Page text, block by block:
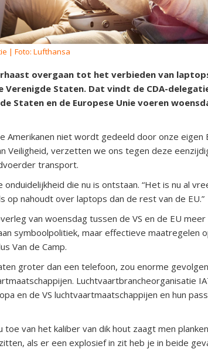
| Foto: Lufthansa
overgaan tot het verbieden van
Verenigde Staten. Dat vindt de CDA-
Staten en de Europese Unie voeren
Amerikanen niet wordt gedeeld door onze eigen
Veiligheid, verzetten we ons tegen deze
transport.
die nu is ontstaan. “Het is nu al
op nahoudt over laptops dan de rest van de EU.”
van woensdag tussen de VS en de EU meer
symboolpolitiek, maar effectieve maatregelen
Van de Camp.
groter dan een telefoon, zou enorme
Luchtvaartbrancheorganisatie
en de VS luchtvaartmaatschappijen en hun
van het kaliber van dik hout zaagt men
als er een explosief in zit heb je in beide